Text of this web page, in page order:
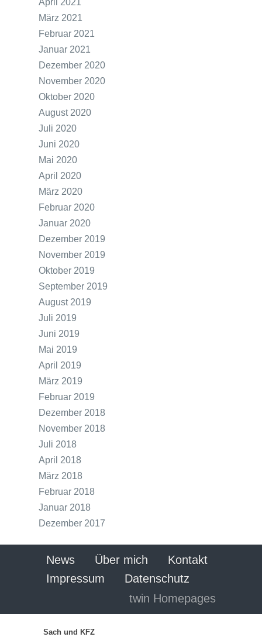
April 2021
März 2021
Februar 2021
Januar 2021
Dezember 2020
November 2020
Oktober 2020
August 2020
Juli 2020
Juni 2020
Mai 2020
April 2020
März 2020
Februar 2020
Januar 2020
Dezember 2019
November 2019
Oktober 2019
September 2019
August 2019
Juli 2019
Juni 2019
Mai 2019
April 2019
März 2019
Februar 2019
Dezember 2018
November 2018
Juli 2018
April 2018
März 2018
Februar 2018
Januar 2018
Dezember 2017
News Über mich
Kontakt
Impressum
Datenschutz
twin Homepages
Sach und KFZ